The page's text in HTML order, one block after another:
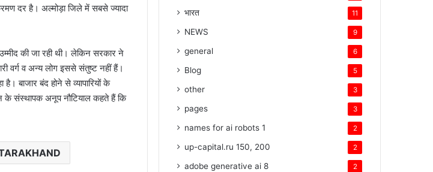
दर है। अल्मोड़ा जिले में सबसे ज्यादा
की जा रही थी। लेकिन सरकार ने
वर्ग व अन्य लोग इससे संतुष्ट नहीं हैं।
बाजार बंद होने से व्यापारियों के
के संस्थापक अनूप नौटियाल कहते हैं कि
भारत 11
NEWS 9
general 6
Blog 5
other 3
pages 3
names for ai robots 1 2
up-capital.ru 150, 200 2
adobe generative ai 8 2